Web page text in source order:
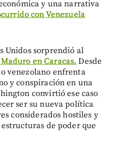
y una narrativa
con Venezuela
Unidos sorprendió al
en Caracas. Desde
venezolano enfrenta
y conspiración en una
convirtió ese caso
ser su nueva política
considerados hostiles y
de poder que